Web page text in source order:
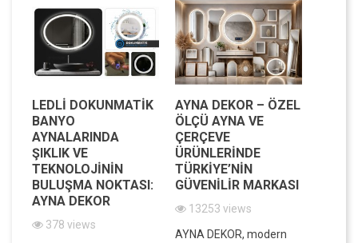
LEDLI DOKUNMATIK
BANYO
AYNALARINDA
ŞIKLIK VE
TEKNOLOJININ
BULUŞMA NOKTASI:
AYNA DEKOR
378 views
AYNA DEKOR – ÖZEL
ÖLÇÜ AYNA VE
ÇERÇEVE
ÜRÜNLERINDE
TÜRKIYE’NIN
GÜVENILIR MARKASI
13253 views
AYNA DEKOR, modern